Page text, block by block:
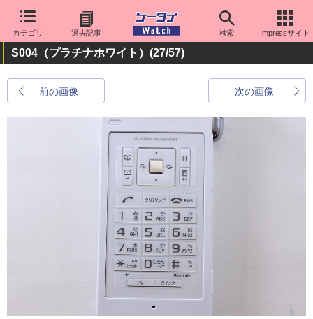
カテゴリ 過去記事 検索 Impressサイト
S004（プラチナホワイト） (27/57)
前の画像 次の画像